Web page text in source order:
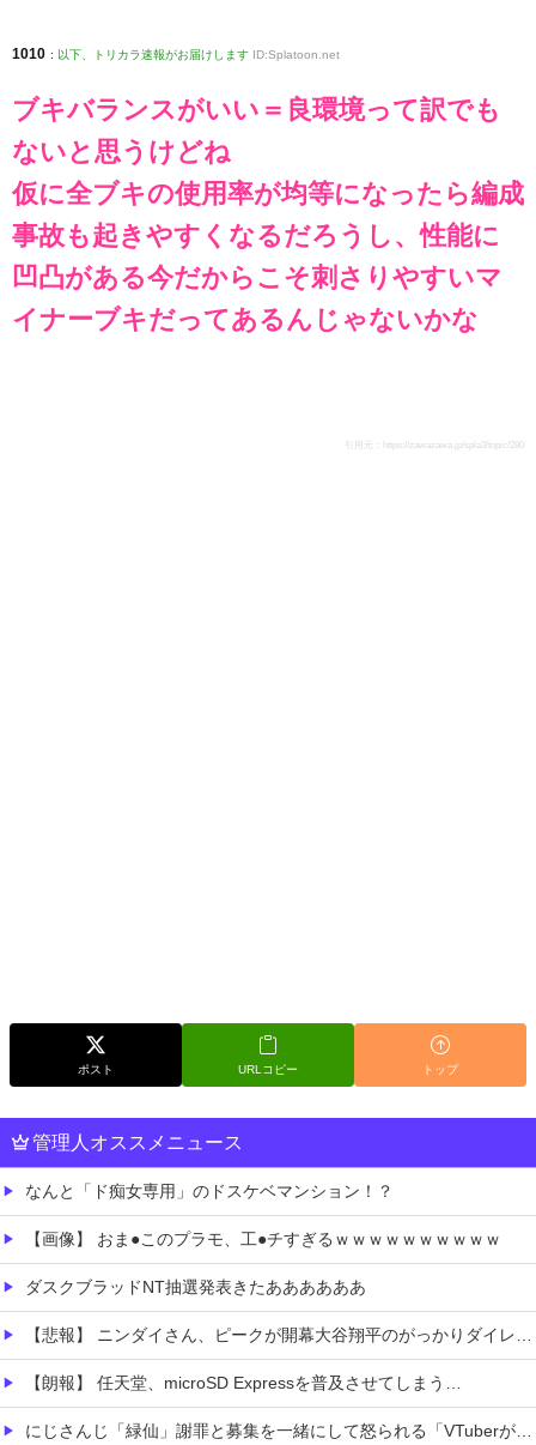
1010 : 以下、トリカラ速報がお届けします ID:Splatoon.net
ブキバランスがいい＝良環境って訳でも
ないと思うけどね
仮に全ブキの使用率が均等になったら編成
事故も起きやすくなるだろうし、性能に
凹凸がある今だからこそ刺さりやすいマ
イナーブキだってあるんじゃないかな
引用元： https://zawazawa.jp/spla3/topic/280
ポスト URLコピー トップ
管理人オススメニュース
なんと「ド痴女専用」のドスケベマンション！？
【画像】 おま●このプラモ、工●チすぎるｗｗｗｗｗｗｗｗｗｗ
ダスクブラッドNT抽選発表きたああああああ
【悲報】 ニンダイさん、ピークが開幕大谷翔平のがっかりダイレクトだったと言われてしまう
【朗報】 任天堂、microSD Expressを普及させてしまう…
にじさんじ「緑仙」謝罪と募集を一緒にして怒られる「VTuberが歌ってこなかった埋もれた曲」ボカロPの抗議で歌ってみた非公開になること心配する声